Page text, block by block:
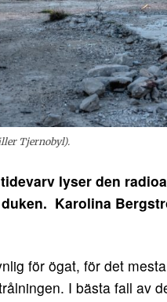
Tjernobyl).
lyser den
Karolina
för ögat, för det
I bästa fall av